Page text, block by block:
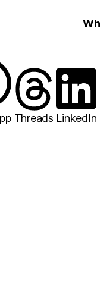
Threads LinkedIn